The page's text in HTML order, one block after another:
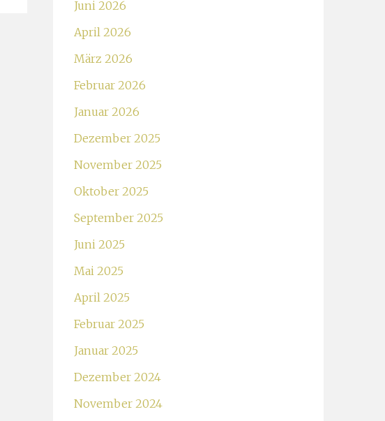
Juni 2026
April 2026
März 2026
Februar 2026
Januar 2026
Dezember 2025
November 2025
Oktober 2025
September 2025
Juni 2025
Mai 2025
April 2025
Februar 2025
Januar 2025
Dezember 2024
November 2024